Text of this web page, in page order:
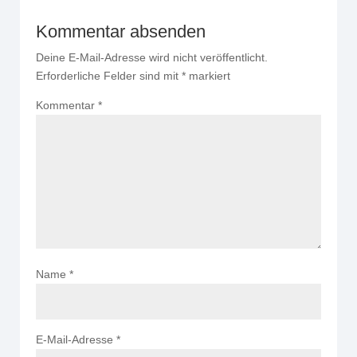
Kommentar absenden
Deine E-Mail-Adresse wird nicht veröffentlicht.
Erforderliche Felder sind mit * markiert
Kommentar *
Name *
E-Mail-Adresse *